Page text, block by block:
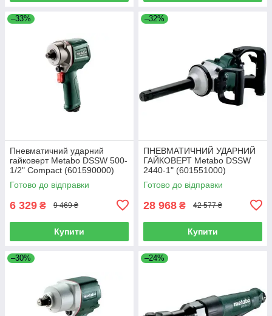
–33%
Пневматичний ударний
гайковерт Metabo DSSW 500-
1/2" Compact (601590000)
Готово до відправки
6 329 ₴ 9 469 ₴
Купити
–32%
ПНЕВМАТИЧНИЙ УДАРНИЙ
ГАЙКОВЕРТ Metabo DSSW
2440-1" (601551000)
Готово до відправки
28 968 ₴ 42 577 ₴
Купити
–30% –24%